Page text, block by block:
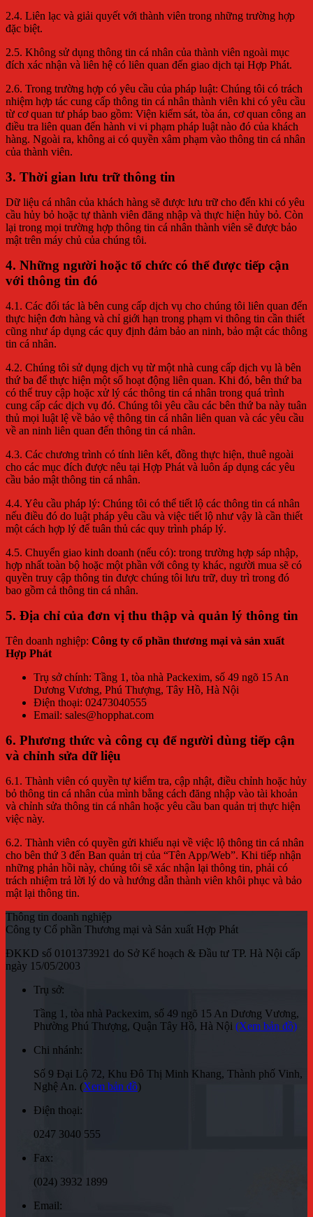
2.4. Liên lạc và giải quyết với thành viên trong những trường hợp
đặc biệt.
2.5. Không sử dụng thông tin cá nhân của thành viên ngoài mục
đích xác nhận và liên hệ có liên quan đến giao dịch tại Hợp Phát.
2.6. Trong trường hợp có yêu cầu của pháp luật: Chúng tôi có trách
nhiệm hợp tác cung cấp thông tin cá nhân thành viên khi có yêu cầu
từ cơ quan tư pháp bao gồm: Viện kiểm sát, tòa án, cơ quan công an
điều tra liên quan đến hành vi vi phạm pháp luật nào đó của khách
hàng. Ngoài ra, không ai có quyền xâm phạm vào thông tin cá nhân
của thành viên.
3. Thời gian lưu trữ thông tin
Dữ liệu cá nhân của khách hàng sẽ được lưu trữ cho đến khi có yêu
cầu hủy bỏ hoặc tự thành viên đăng nhập và thực hiện hủy bỏ. Còn
lại trong mọi trường hợp thông tin cá nhân thành viên sẽ được bảo
mật trên máy chủ của chúng tôi.
4. Những người hoặc tổ chức có thể được tiếp cận
với thông tin đó
4.1. Các đối tác là bên cung cấp dịch vụ cho chúng tôi liên quan đến
thực hiện đơn hàng và chỉ giới hạn trong phạm vi thông tin cần thiết
cũng như áp dụng các quy định đảm bảo an ninh, bảo mật các thông
tin cá nhân.
4.2. Chúng tôi sử dụng dịch vụ từ một nhà cung cấp dịch vụ là bên
thứ ba để thực hiện một số hoạt động liên quan. Khi đó, bên thứ ba
có thể truy cập hoặc xử lý các thông tin cá nhân trong quá trình
cung cấp các dịch vụ đó. Chúng tôi yêu cầu các bên thứ ba này tuân
thủ mọi luật lệ về bảo vệ thông tin cá nhân liên quan và các yêu cầu
về an ninh liên quan đến thông tin cá nhân.
4.3. Các chương trình có tính liên kết, đồng thực hiện, thuê ngoài
cho các mục đích được nêu tại Hợp Phát và luôn áp dụng các yêu
cầu bảo mật thông tin cá nhân.
4.4. Yêu cầu pháp lý: Chúng tôi có thể tiết lộ các thông tin cá nhân
nếu điều đó do luật pháp yêu cầu và việc tiết lộ như vậy là cần thiết
một cách hợp lý để tuân thủ các quy trình pháp lý.
4.5. Chuyển giao kinh doanh (nếu có): trong trường hợp sáp nhập,
hợp nhất toàn bộ hoặc một phần với công ty khác, người mua sẽ có
quyền truy cập thông tin được chúng tôi lưu trữ, duy trì trong đó
bao gồm cả thông tin cá nhân.
5. Địa chỉ của đơn vị thu thập và quản lý thông tin
Tên doanh nghiệp: Công ty cổ phần thương mại và sản xuất
Hợp Phát
Trụ sở chính: Tầng 1, tòa nhà Packexim, số 49 ngõ 15 An
Dương Vương, Phú Thượng, Tây Hồ, Hà Nội
Điện thoại: 02473040555
Email: sales@hopphat.com
6. Phương thức và công cụ để người dùng tiếp cận
và chỉnh sửa dữ liệu
6.1. Thành viên có quyền tự kiểm tra, cập nhật, điều chỉnh hoặc hủy
bỏ thông tin cá nhân của mình bằng cách đăng nhập vào tài khoản
và chỉnh sửa thông tin cá nhân hoặc yêu cầu ban quản trị thực hiện
việc này.
6.2. Thành viên có quyền gửi khiếu nại về việc lộ thông tin cá nhân
cho bên thứ 3 đến Ban quản trị của “Tên App/Web”. Khi tiếp nhận
những phản hồi này, chúng tôi sẽ xác nhận lại thông tin, phải có
trách nhiệm trả lời lý do và hướng dẫn thành viên khôi phục và bảo
mật lại thông tin.
Thông tin doanh nghiệp
Công ty Cổ phần Thương mại và Sản xuất Hợp Phát
ĐKKD số 0101373921 do Sở Kế hoạch & Đầu tư TP. Hà Nội cấp
ngày 15/05/2003
Trụ sở:
Tầng 1, tòa nhà Packexim, số 49 ngõ 15 An Dương Vương,
Phường Phú Thượng, Quận Tây Hồ, Hà Nội (Xem bản đồ)
Chi nhánh:
Số 9 Đại Lộ 72, Khu Đô Thị Minh Khang, Thành phố Vinh,
Nghệ An. (Xem bản đồ)
Điện thoại:
0247 3040 555
Fax:
(024) 3932 1899
Email: